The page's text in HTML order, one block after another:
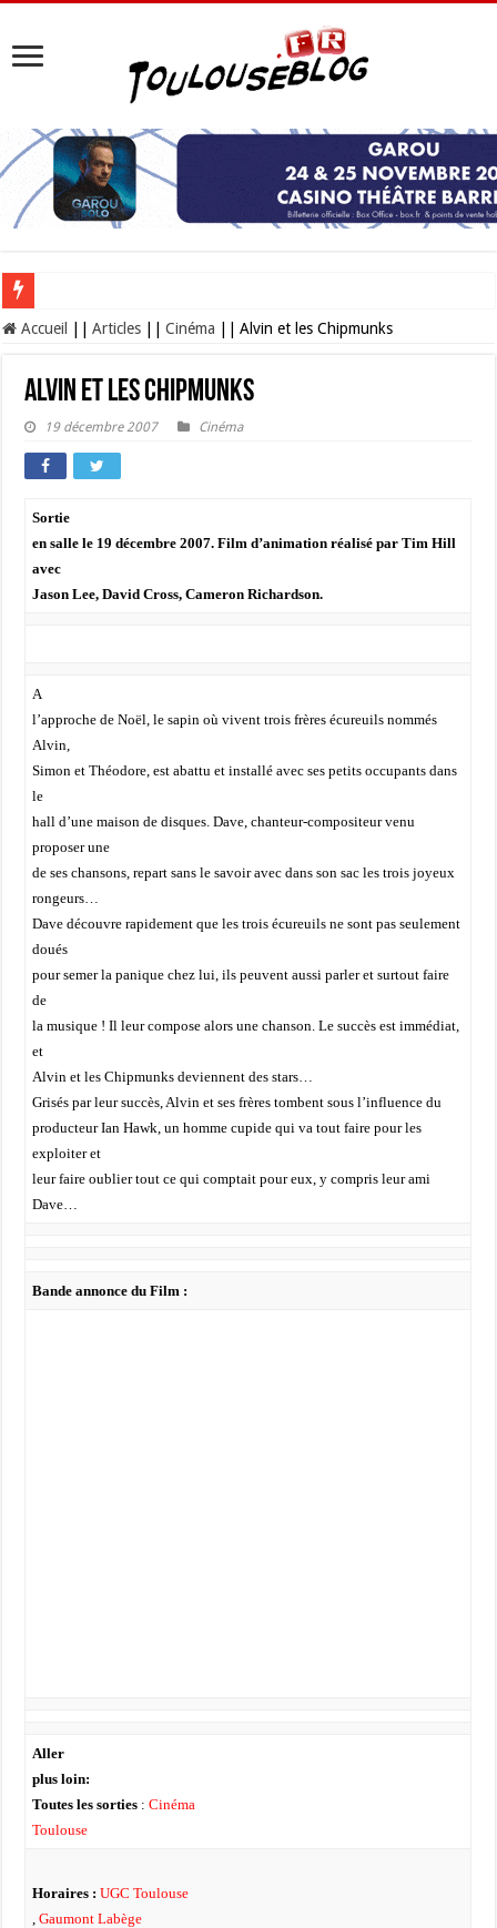
Les Nocturnes de la Cité de l’espace 2026 : l’événement incontournable de
Accueil Articles Cinéma Alvin et les Chipmunks
Alvin et les Chipmunks
19 décembre 2007 Cinéma
Sortie
en salle le 19 décembre 2007. Film d’animation réalisé par Tim Hill
avec
Jason Lee, David Cross, Cameron Richardson.
A
l’approche de Noël, le sapin où vivent trois frères écureuils nommés
Alvin,
Simon et Théodore, est abattu et installé avec ses petits occupants dans
le
hall d’une maison de disques. Dave, chanteur-compositeur venu
proposer une
de ses chansons, repart sans le savoir avec dans son sac les trois joyeux
rongeurs…
Dave découvre rapidement que les trois écureuils ne sont pas seulement
doués
pour semer la panique chez lui, ils peuvent aussi parler et surtout faire
de
la musique ! Il leur compose alors une chanson. Le succès est immédiat,
et
Alvin et les Chipmunks deviennent des stars…
Grisés par leur succès, Alvin et ses frères tombent sous l’influence du
producteur Ian Hawk, un homme cupide qui va tout faire pour les
exploiter et
leur faire oublier tout ce qui comptait pour eux, y compris leur ami
Dave…
Bande annonce du Film :
Aller
plus loin:
Toutes les sorties: Cinéma
Toulouse
Horaires : UGC Toulouse
, Gaumont Labège